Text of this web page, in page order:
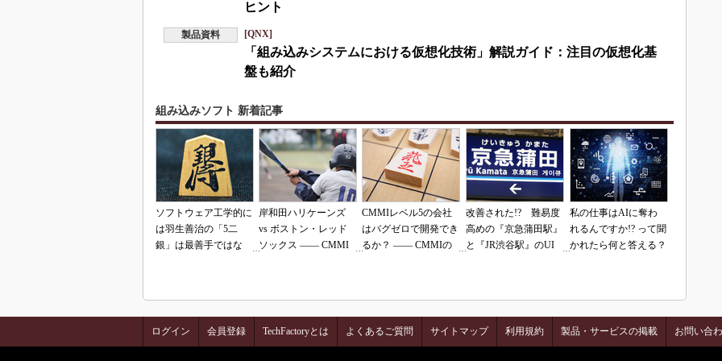
ヒント
製品資料 [QNX]
「組み込みシステムにおける仮想化技術」解説ガイド：注目の仮想化基
盤も紹介
組み込みソフト 新着記事
ソフトウェア工学的に
は羽生善治の「5二
銀」は最善手ではな
岸和田ハリケーンズ
vs ボストン・レッド
ソックス ―― CMMI
CMMIレベル5の会社
はバグゼロで開発でき
るか？ ―― CMMIの
改善された!? 難易度
高めの『京急蒲田駅』
と『JR渋谷駅』のUI
私の仕事はAIに奪わ
れるんですか!? って聞
かれたら何と答える？
ログイン 会員登録 TechFactoryとは よくあるご質問 サイトマップ 利用規約 製品・サービスの掲載 お問い合